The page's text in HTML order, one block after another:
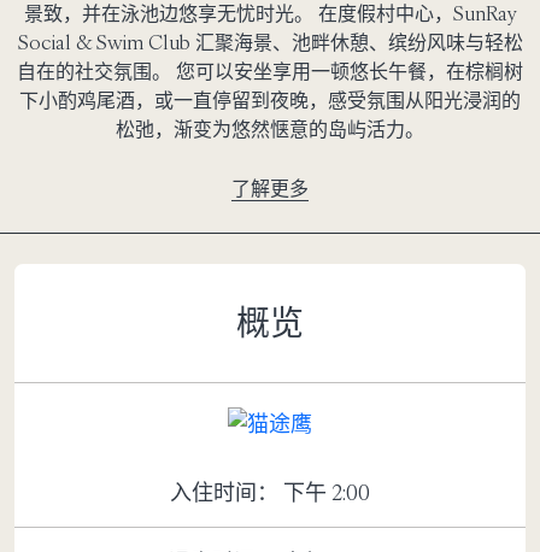
景致，并在泳池边悠享无忧时光。 在度假村中心，SunRay
Social & Swim Club 汇聚海景、池畔休憩、缤纷风味与轻松
自在的社交氛围。 您可以安坐享用一顿悠长午餐，在棕榈树
下小酌鸡尾酒，或一直停留到夜晚，感受氛围从阳光浸润的
松弛，渐变为悠然惬意的岛屿活力。
了解更多
概览
入住时间： 下午 2:00